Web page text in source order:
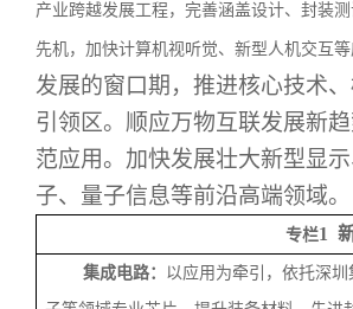
产业跨越发展工程，完善涵盖设计、封装
先机，加快计算机视听觉、新型人机交互
发展的窗口期，推进核心技术
引领区。顺应万物互联发展新
范应用。加快发展壮大新型显
子、量子信息等前沿高端领域。
专栏1
集成电路： 以应用为牵引，依托深